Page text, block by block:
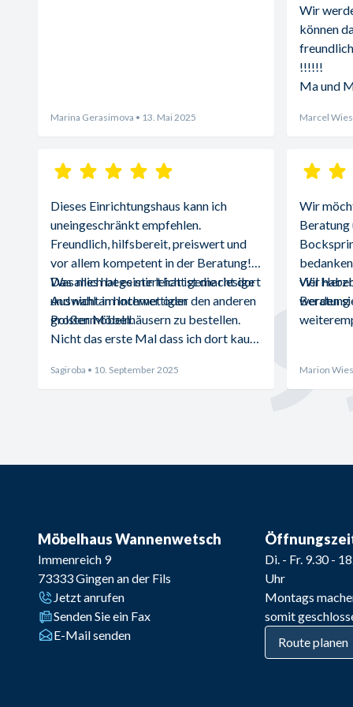
Marina Gerasimova • 13. Mai 2025
Dieses Einrichtungshaus kann ich
uneingeschränkt empfehlen.
Freundlich, hilfsbereit, preiswert und
vor allem kompetent in der Beratung!
Was mich begeistert hat ist die riesige
Auswahl an hochwertigen
Polstermöbeln.
Das alles hat es mir leicht gemacht dort
und nicht im Internet oder den anderen
großen Möbelhäusern zu bestellen.
Nicht das erste Mal dass ich dort kaufe
Sagiroba • 10. September 2025
Wir
können
!!!!!!
Ma und
Marcel
Wir
Beratung
viel
Beratung
Wir
werden
Marion
Möbelhaus Wannenwetsch
Immenreich 9
73333Gingen an der Fils
Jetzt anrufen
Senden Sie ein Fax
E-Mail senden
Di. - Fr. 9.30 -
Uhr
Montags
somit
Route planen